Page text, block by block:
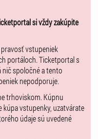
iba na Zimnom štadióne v
si vždy zakúpite
vstupeniek
portáloch. Ticketportal s
spoločné a tento
nepodporuje.
trhoviskom. Kúpnu
vstupenky, uzatvárate
údaje sú uvedené